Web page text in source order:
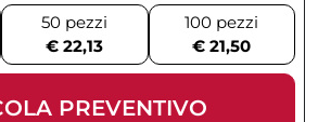
50 pezzi
€ 22,13
100 pezzi
€ 21,50
PREVENTIVO